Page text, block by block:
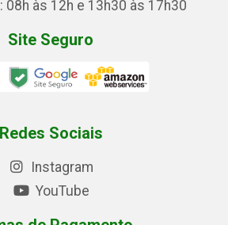
08h às 12h e 13h30 às 17h30
Site Seguro
Redes Sociais
Instagram
YouTube